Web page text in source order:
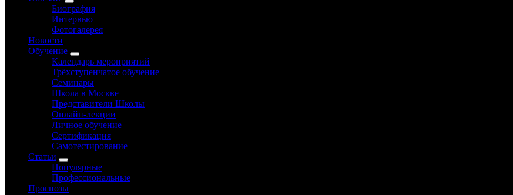
Биография
Интервью
Фотогалерея
Новости
Обучение
Календарь мероприятий
Трёхступенчатое обучение
Семинары
Школа в Москве
Представители Школы
Онлайн-лекции
Личное обучение
Сертификация
Самотестирование
Статьи
Популярные
Профессиональные
Прогнозы